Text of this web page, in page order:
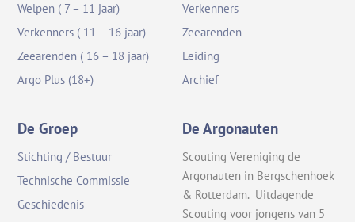
Welpen ( 7 – 11 jaar)
Verkenners ( 11 – 16 jaar)
Zeearenden ( 16 – 18 jaar)
Argo Plus (18+)
Verkenners
Zeearenden
Leiding
Archief
De Groep
Stichting / Bestuur
Technische Commissie
Geschiedenis
De Argonauten
Scouting Vereniging de
Argonauten in Bergschenhoek
& Rotterdam. Uitdagende
Scouting voor jongens van 5